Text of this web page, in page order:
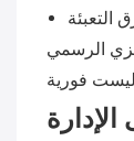
التعبئة